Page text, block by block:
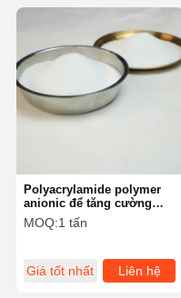
Polyacrylamide polymer
anionic để tăng cường
phồng trong ngành công
nghiệp bột giấy
MOQ:1 tấn
Giá tốt nhất Liên hệ